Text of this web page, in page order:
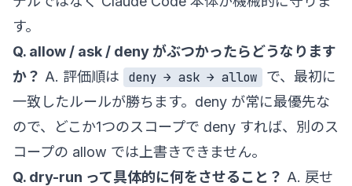
す。
Q. allow / ask / deny がぶつかったらどうなります
か？ A. 評価順は deny → ask → allow
で、最初に
一致したルールが勝ちます。deny が常に最優先な
ので、どこか1つのスコープで deny すれば、別のス
コープの allow では上書きできません。
Q. dry-run って具体的に何をさせること？ A. 戻せ